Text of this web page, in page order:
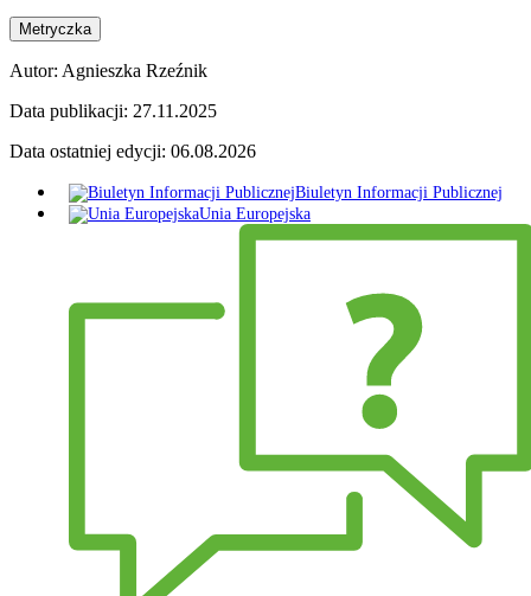
Metryczka
Autor: Agnieszka Rzeźnik
Data publikacji: 27.11.2025
Data ostatniej edycji: 06.08.2026
Biuletyn Informacji Publicznej
Unia Europejska